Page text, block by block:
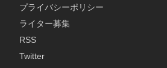
プライバシーポリシー
ライター募集
RSS
Twitter